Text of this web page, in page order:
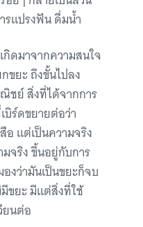
รแปรงฟัน ดื่มน้ำ
ดมาจากความสนใจ
ขยะ ถึงขั้นไปลง
ชย์ สิ่งที่ได้จากการ
บิร์ดขยายต่อว่า
อ แต่เป็นความจริง
มจริง ขึ้นอยู่กับการ
งว่ามันเป็นขยะก็จบ
ขยะ มีแต่สิ่งที่ใช้
ยนต่อ